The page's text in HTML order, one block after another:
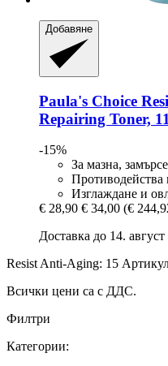
Добавяне
Paula's Choice
Repairing Toner,
-15%
За мазна,
Противодейства
Изглаждане и
€ 28,90 € 34,00 (€
Доставка до 14. август
Resist Anti-Aging: 15
Всички цени са с ДДС.
Филтри
Категории: